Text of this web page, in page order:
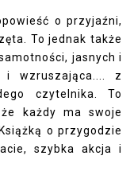
o przyjaźni,
To jednak także
jasnych i
i wzruszająca.... z
czytelnika. To
każdy ma swoje
o przygodzie
szybka akcja i